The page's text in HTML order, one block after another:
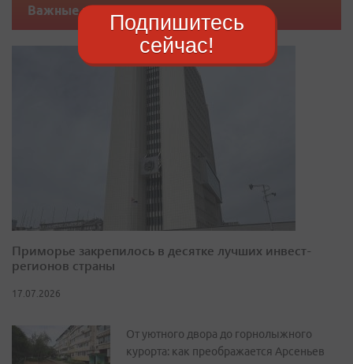
Важные новости
Приморье закрепилось в десятке лучших инвест-
регионов страны
17.07.2026
От уютного двора до горнолыжного
курорта: как преображается Арсеньев
Подпишитесь
сейчас!